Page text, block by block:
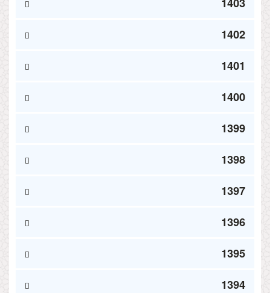
1402
1401
1400
1399
1398
1397
1396
1395
1394